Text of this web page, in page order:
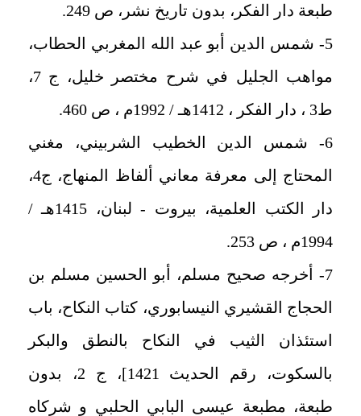
طبعة دار الفكر، بدون تاریخ نشر، ص 249.
5- شمس الدين أبو عبد الله المغربي الحطاب،
مواهب الجليل في شرح مختصر خليل، ج 7،
ط3 ، دار الفكر ، 1412هـ / 1992م ، ص 460.
6- شمس الدين الخطيب الشربيني، مغني
المحتاج إلى معرفة معاني ألفاظ المنهاج، ج4،
دار الكتب العلمية، بيروت - لبنان، 1415هـ /
1994م ، ص 253.
7- أخرجه صحيح مسلم، أبو الحسين مسلم بن
الحجاج القشيري النيسابوري، كتاب النكاح، باب
استئذان الثيب في النكاح بالنطق والبكر
بالسكوت، رقم الحديث 1421]، ج 2، بدون
طبعة، مطبعة عيسى البابي الحلبي و شركاه